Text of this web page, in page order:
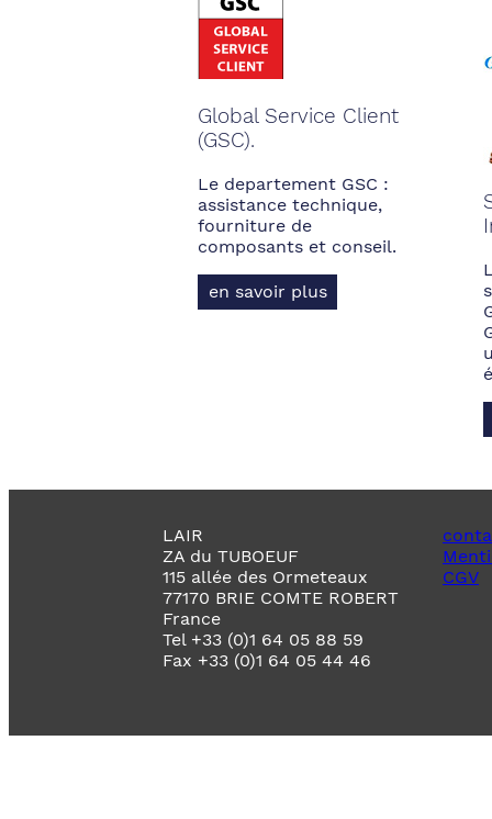
Global Service Client
(GSC).
Le departement GSC :
assistance technique,
fourniture de
composants et conseil.
en savoir plus
LAIR
ZA du TUBOEUF
115 allée des Ormeteaux
77170 BRIE COMTE ROBERT
France
Tel +33 (0)1 64 05 88 59
Fax +33 (0)1 64 05 44 46
CGV